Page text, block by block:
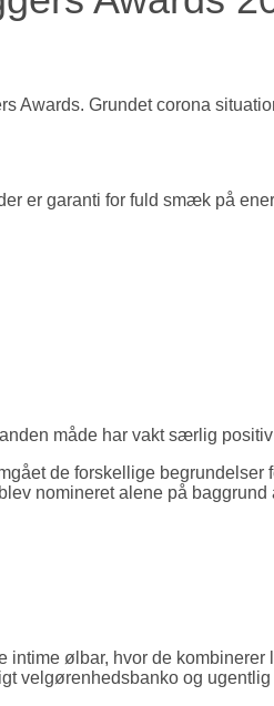
Awards. Grundet corona
er garanti for fuld smæk på
måde har vakt særlig
de forskellige
nomineret alene på
intime ølbar, hvor de
velgørenhedsbanko og